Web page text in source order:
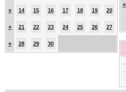
» 14 15 16 17 18 19 20
» 21 22 23 24 25 26 27
» 28 29 30
»
·
·